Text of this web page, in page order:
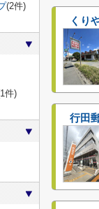
くり
行田
(2件)
件)